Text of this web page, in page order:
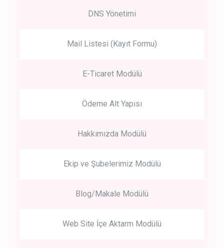
DNS Yönetimi
Mail Listesi (Kayıt Formu)
E-Ticaret Modülü
Ödeme Alt Yapısı
Hakkımızda Modülü
Ekip ve Şubelerimiz Modülü
Blog/Makale Modülü
Web Site İçe Aktarm Modülü